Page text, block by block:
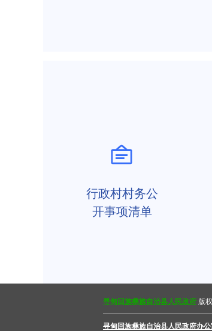
行政村村务公
开事项清单
寻甸回族彝族自治县人民政府 版
寻甸回族彝族自治县人民政府办